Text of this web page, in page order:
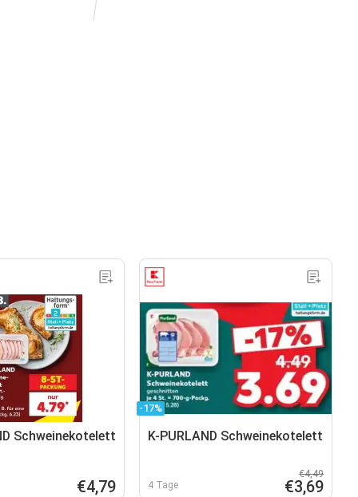
Schweinekotelett
€4,79
-17%
K-PURLAND Schweinekotelett
4 Tage
€4,49
€3,69